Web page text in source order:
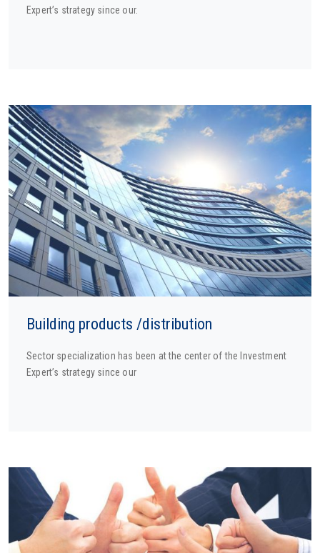
Expert’s strategy since our.
Building products /distribution
Sector specialization has been at the center of the Investment
Expert’s strategy since our